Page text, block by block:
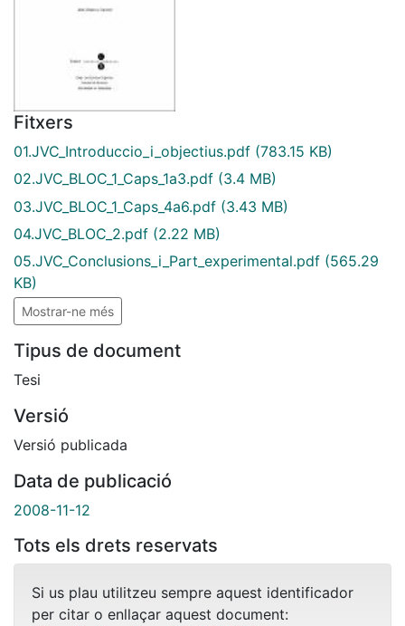
Fitxers
01.JVC_Introduccio_i_objectius.pdf (783.15 KB)
02.JVC_BLOC_1_Caps_1a3.pdf (3.4 MB)
03.JVC_BLOC_1_Caps_4a6.pdf (3.43 MB)
04.JVC_BLOC_2.pdf (2.22 MB)
05.JVC_Conclusions_i_Part_experimental.pdf (565.29
KB)
Mostrar-ne més
Tipus de document
Tesi
Versió
Versió publicada
Data de publicació
2008-11-12
Tots els drets reservats
Si us plau utilitzeu sempre aquest identificador
per citar o enllaçar aquest document: